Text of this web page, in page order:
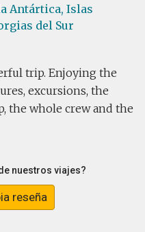
Antártica, Islas
del Sur
trip. Enjoying the
excursions, the
the whole crew and the
nuestros viajes?
reseña